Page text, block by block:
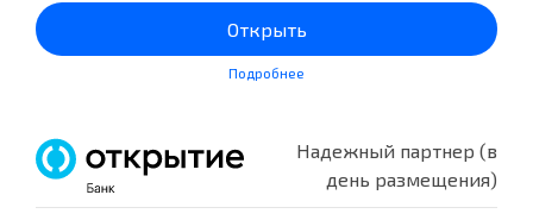
Открыть
Подробнее
Надежный партнер (в
день размещения)